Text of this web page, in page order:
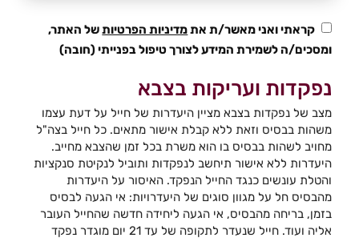
קראתי ואני מאשר/ת אתמדיניות הפרטיותשל האתר,
ומסכים/ה לשמירת המידע לצורך טיפול בפנייתי (חובה)
נפקדות ועריקות בצבא
מצב של נפקדות בצבא מציין היעדרות של חייל על דעת עצמו
משהות בבסיס וזאת ללא קבלת אישור מתאים. כל חייל בצה"ל
מחויב לשהות בבסיס בו הוא משרת בכל זמן שהצבא מחייב.
היעדרות ללא אישור תיחשב לנפקדות ותוביל לנקיטת סנקציות
והטלת עונשים כנגד החייל הנפקד. האיסור על היעדרות
מהבסיס חל על מגוון סוגים של היעדרויות: אי הגעה לבסיס
בזמן, בריחה מהבסיס, אי הגעה ליחידה חדשה שהחייל העובר
אליה ועוד. חייל שנעדר לתקופה של עד 21 יום מוגדר נפקד